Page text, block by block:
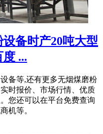
备时产20吨大型
...
备等,还有更多无烟煤磨粉
时报价、市场行情、优质
您还可以在平台免费查询
机等。